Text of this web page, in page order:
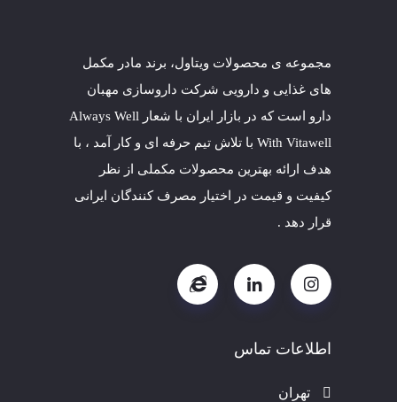
مجموعه ی محصولات ویتاول، برند مادر مکمل
های غذایی و دارویی شرکت داروسازی مهبان
دارو است که در بازار ایران با شعار Always Well
With Vitawell با تلاش تیم حرفه ای و کار آمد ، با
هدف ارائه بهترین محصولات مکملی از نظر
کیفیت و قیمت در اختیار مصرف کنندگان ایرانی
قرار دهد .
اطلاعات تماس
تهران